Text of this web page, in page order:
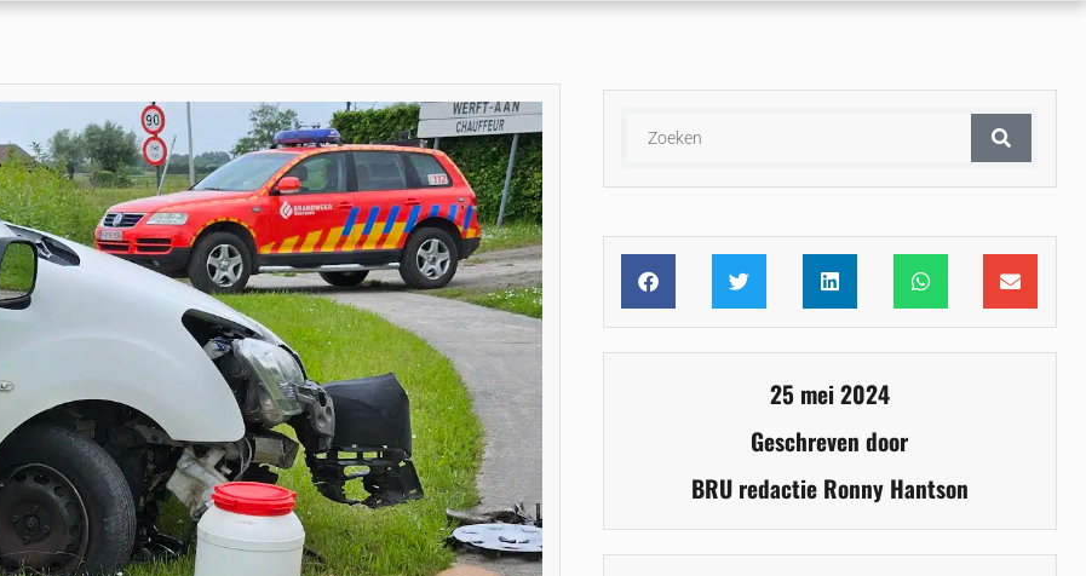
25 mei 2024
Geschreven door
BRU redactie Ronny Hantson